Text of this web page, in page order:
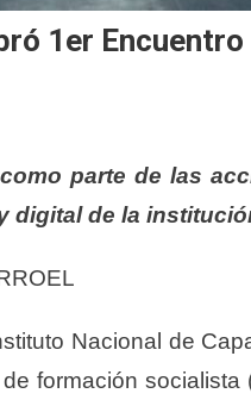
1er
parte de las
digital de la
Nacional de
formación